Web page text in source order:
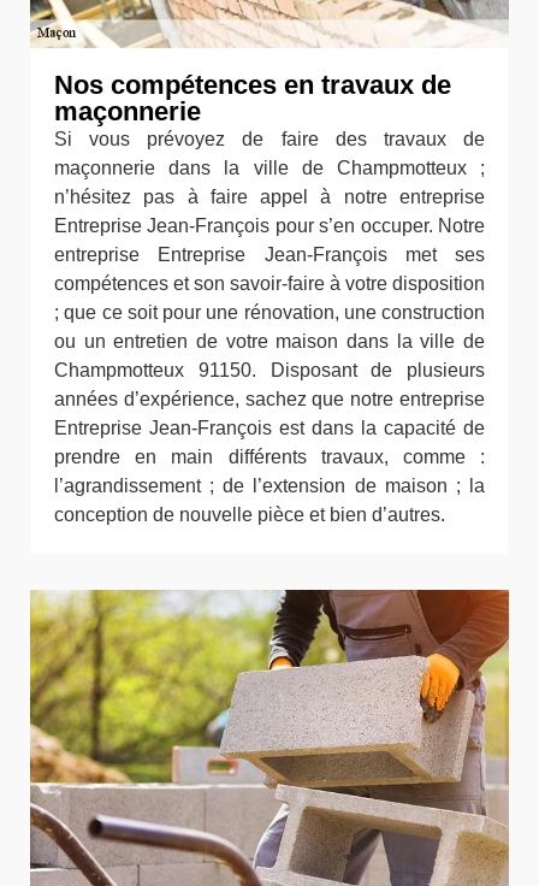
Nos compétences en travaux de
maçonnerie
Si vous prévoyez de faire des travaux de
maçonnerie dans la ville de Champmotteux ;
n’hésitez pas à faire appel à notre entreprise
Entreprise Jean-François pour s’en occuper. Notre
entreprise Entreprise Jean-François met ses
compétences et son savoir-faire à votre disposition
; que ce soit pour une rénovation, une construction
ou un entretien de votre maison dans la ville de
Champmotteux 91150. Disposant de plusieurs
années d’expérience, sachez que notre entreprise
Entreprise Jean-François est dans la capacité de
prendre en main différents travaux, comme :
l’agrandissement ; de l’extension de maison ; la
conception de nouvelle pièce et bien d’autres.